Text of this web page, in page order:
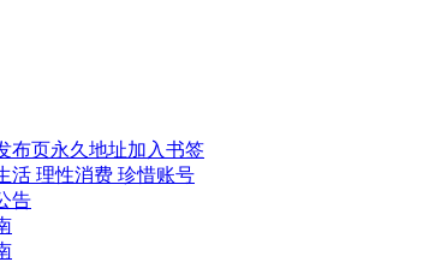
布页永久地址加入书签
活 理性消费 珍惜账号
告